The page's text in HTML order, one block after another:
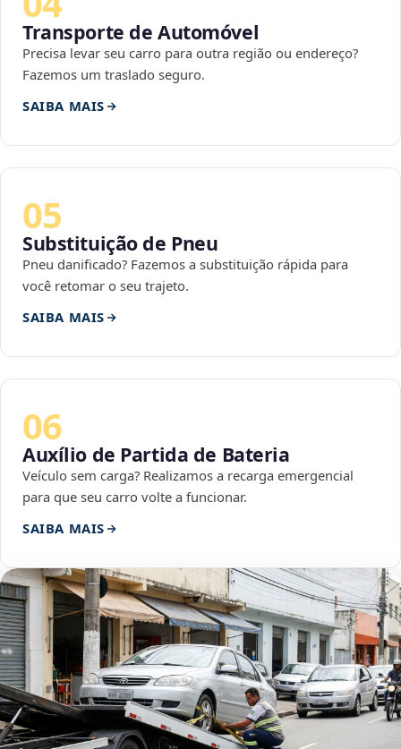
Transporte de Automóvel
Precisa levar seu carro para outra região ou endereço?
Fazemos um traslado seguro.
SAIBA MAIS
05
Substituição de Pneu
Pneu danificado? Fazemos a substituição rápida para
você retomar o seu trajeto.
SAIBA MAIS
06
Auxílio de Partida de Bateria
Veículo sem carga? Realizamos a recarga emergencial
para que seu carro volte a funcionar.
SAIBA MAIS